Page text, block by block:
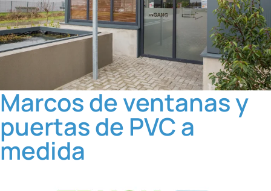
Marcos de ventanas y
puertas de PVC a
medida